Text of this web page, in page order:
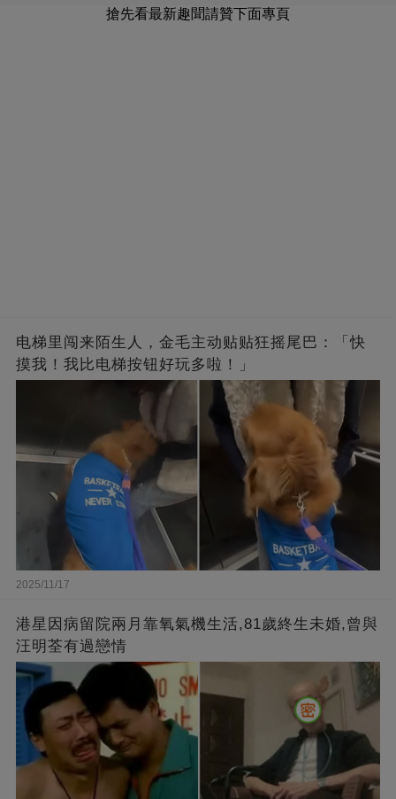
搶先看最新趣聞請贊下面專頁
电梯里闯来陌生人，金毛主动贴贴狂摇尾巴：「快
摸我！我比电梯按钮好玩多啦！」
2025/11/17
港星因病留院兩月靠氧氣機生活,81歲終生未婚,曾與
汪明荃有過戀情